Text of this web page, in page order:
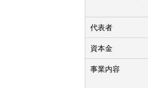
代表者
資本金
事業内容